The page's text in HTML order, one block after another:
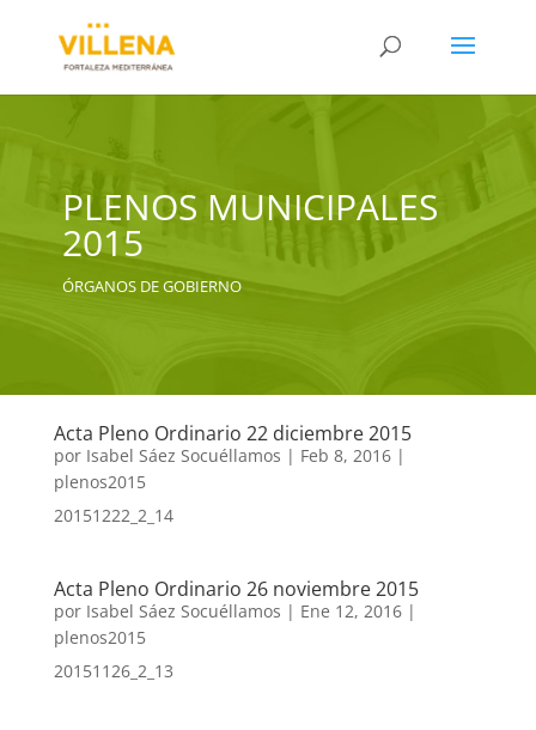
PLENOS MUNICIPALES
2015
ÓRGANOS DE GOBIERNO
Acta Pleno Ordinario 22 diciembre 2015
por Isabel Sáez Socuéllamos | Feb 8, 2016|
plenos2015
20151222_2_14
Acta Pleno Ordinario 26 noviembre 2015
por Isabel Sáez Socuéllamos | Ene 12, 2016|
plenos2015
20151126_2_13